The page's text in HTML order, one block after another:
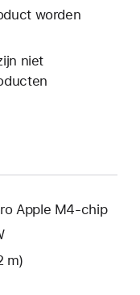
worden
niet
Apple M4-chip
m)